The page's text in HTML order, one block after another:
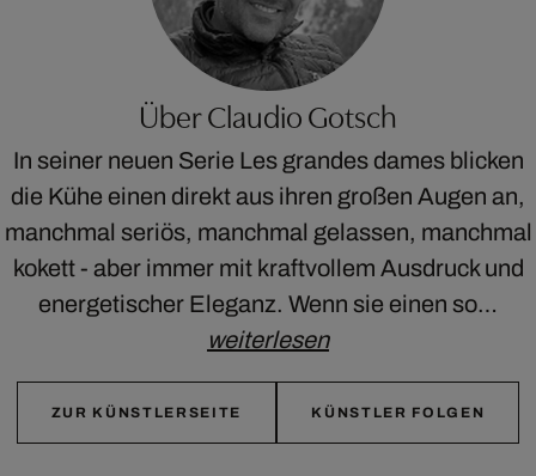
Über Claudio Gotsch
In seiner neuen Serie Les grandes dames blicken
die Kühe einen direkt aus ihren großen Augen an,
manchmal seriös, manchmal gelassen, manchmal
kokett - aber immer mit kraftvollem Ausdruck und
energetischer Eleganz. Wenn sie einen so…
weiterlesen
ZUR KÜNSTLERSEITE KÜNSTLER FOLGEN